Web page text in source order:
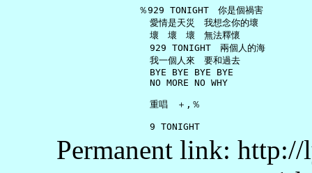
   ％929 TONIGHT　你是個禍害
     愛情是天災　我想念你的壞
     壞　壞　壞　無法釋懷
     929 TONIGHT　兩個人的海
     我一個人來　要和過去
     BYE BYE BYE BYE
     NO MORE NO WHY
     重唱　＋,％
Permanent link: